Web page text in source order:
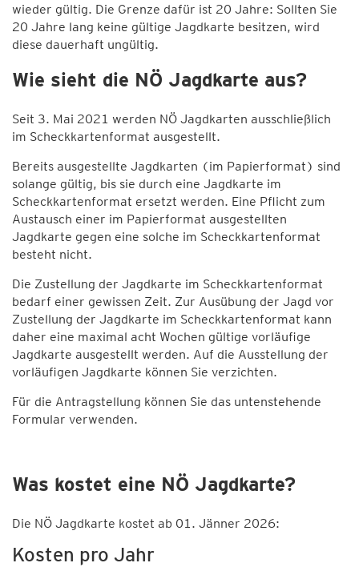
wieder gültig. Die Grenze dafür ist 20 Jahre: Sollten Sie
20 Jahre lang keine gültige Jagdkarte besitzen, wird
diese dauerhaft ungültig.
Wie sieht die NÖ Jagdkarte aus?
Seit 3. Mai 2021 werden NÖ Jagdkarten ausschließlich
im Scheckkartenformat ausgestellt.
Bereits ausgestellte Jagdkarten (im Papierformat) sind
solange gültig, bis sie durch eine Jagdkarte im
Scheckkartenformat ersetzt werden. Eine Pflicht zum
Austausch einer im Papierformat ausgestellten
Jagdkarte gegen eine solche im Scheckkartenformat
besteht nicht.
Die Zustellung der Jagdkarte im Scheckkartenformat
bedarf einer gewissen Zeit. Zur Ausübung der Jagd vor
Zustellung der Jagdkarte im Scheckkartenformat kann
daher eine maximal acht Wochen gültige vorläufige
Jagdkarte ausgestellt werden. Auf die Ausstellung der
vorläufigen Jagdkarte können Sie verzichten.
Für die Antragstellung können Sie das untenstehende
Formular verwenden.
Was kostet eine NÖ Jagdkarte?
Die NÖ Jagdkarte kostet ab 01. Jänner 2026:
Kosten pro Jahr